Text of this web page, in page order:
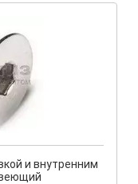
и внутренним